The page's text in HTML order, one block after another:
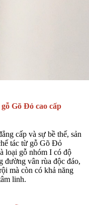
Gõ Đỏ cao cấp
cấp và sự bề thế, sản
tác từ gỗ Gõ Đỏ
loại gỗ nhóm I có độ
đường vân rùa độc đáo,
mà còn có khả năng
linh.